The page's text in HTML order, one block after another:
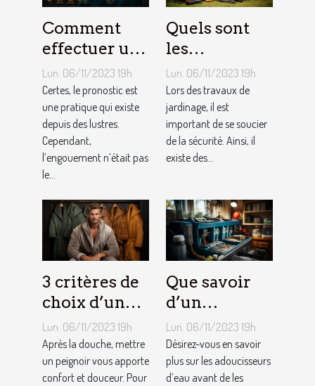
Comment
effectuer un
pronostic en
ligne ?
Lun. 06/11/2023 19h
Certes, le pronostic est
une pratique qui existe
depuis des lustres.
Cependant,
l’engouement n’était pas
le...
Quels sont
les
équipements
pour le
jardinage ?
Lun. 06/11/2023 19h
Lors des travaux de
jardinage, il est
important de se soucier
de la sécurité. Ainsi, il
existe des...
3 critères de
choix d’un
peignoir de
bain pour
homme ?
Lun. 06/11/2023 19h
Après la douche, mettre
un peignoir vous apporte
confort et douceur. Pour
Que savoir
d’un
adoucisseur
d’eau ?
Lun. 06/11/2023 19h
Désirez-vous en savoir
plus sur les adoucisseurs
d’eau avant de les